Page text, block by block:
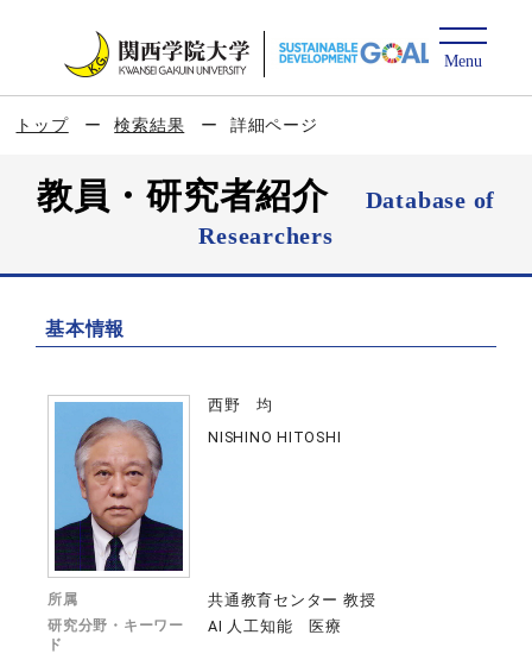
トップ 検索結果 詳細ページ
教員・研究者紹介
Database of
Researchers
基本情報
西野 均
NISHINO HITOSHI
所属 共通教育センター 教授
研究分野・キーワー
ド
AI 人工知能 医療